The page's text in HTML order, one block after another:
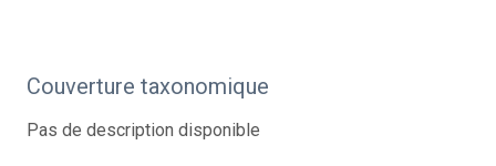
Couverture taxonomique
Pas de description disponible